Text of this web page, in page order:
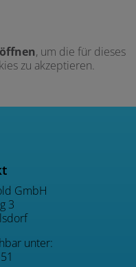
, um die für dieses
zu akzeptieren.
GmbH
3
unter: